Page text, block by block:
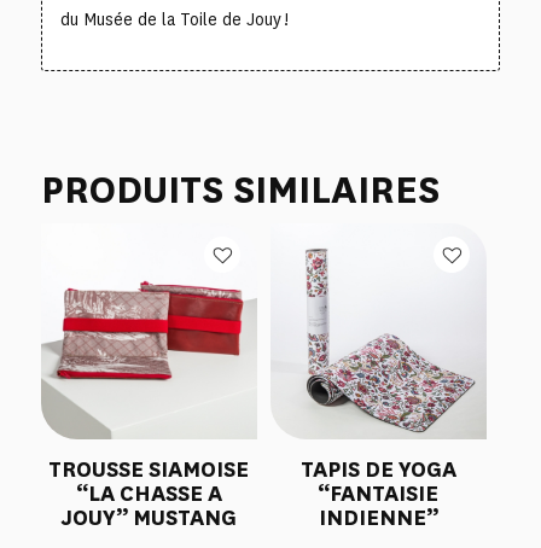
du Musée de la Toile de Jouy !
PRODUITS SIMILAIRES
TROUSSE SIAMOISE
“LA CHASSE A
JOUY” MUSTANG
TAPIS DE YOGA
“FANTAISIE
INDIENNE”